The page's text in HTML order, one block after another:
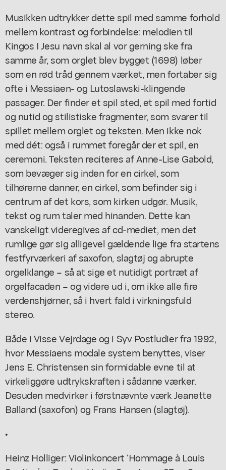
Musikken udtrykker dette spil med samme forhold
mellem kontrast og forbindelse: melodien til
Kingos I Jesu navn skal al vor gerning skefra
samme år, som orglet blev bygget (1698) løber
som en rød tråd gennem værket, men fortaber sig
ofte i Messiaen- og Lutoslawski-klingende
passager. Der finder et spil sted, et spil med fortid
og nutid og stilistiske fragmenter, som svarer til
spillet mellem orglet og teksten. Men ikke nok
med dét: også i rummet foregår der et spil, en
ceremoni. Teksten reciteres af Anne-Lise Gabold,
som bevæger sig inden for en cirkel, som
tilhørerne danner, en cirkel, som befinder sig i
centrum af det kors, som kirken udgør. Musik,
tekst og rum taler med hinanden. Dette kan
vanskeligt videregives af cd-mediet, men det
rumlige gør sig alligevel gældende lige fra startens
festfyrværkeri af saxofon, slagtøj og abrupte
orgelklange – så at sige et nutidigt portræt af
orgelfacaden – og videre ud i, om ikke alle fire
verdenshjørner, så i hvert fald i virkningsfuld
stereo.
Både iVisse Vejrdageog i Syv Postludierfra 1992,
hvor Messiaens modale system benyttes, viser
Jens E. Christensen sin formidable evne til at
virkeliggøre udtrykskraften i sådanne værker.
Desuden medvirker i førstnævnte værk Jeanette
Balland (saxofon) og Frans Hansen (slagtøj).
•
Heinz Holliger:Violinkoncert ‘Hommage à Louis